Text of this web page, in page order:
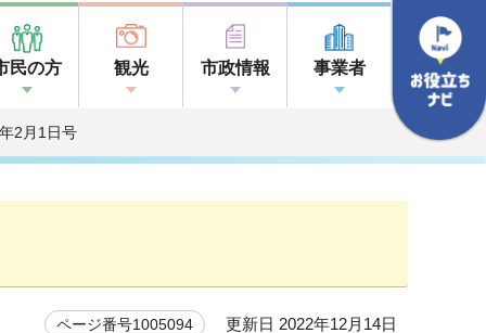
民の方 観光 市政情報 事業者
2月1日号
ページ番号1005094 更新日 2022年12月14日